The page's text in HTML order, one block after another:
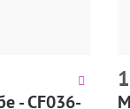
- CF036-